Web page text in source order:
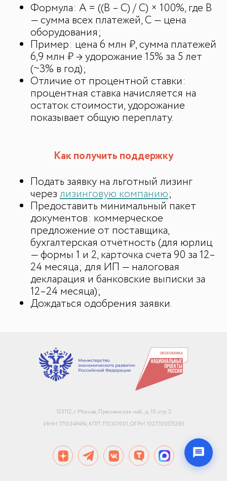
Формула: A = ((В – С) / С) × 100%, где В
— сумма всех платежей, С — цена
оборудования;
Пример: цена 6 млн ₽, сумма платежей
6,9 млн ₽ → удорожание 15% за 5 лет
(~3% в год);
Отличие от процентной ставки:
процентная ставка начисляется на
остаток стоимости, удорожание
показывает общую переплату.
Как получить поддержку
Подать заявку на льготный лизинг
через лизинговую компанию;
Предоставить минимальный пакет
документов: коммерческое
предложение от поставщика,
бухгалтерская отчётность (для юрлиц
— формы 1 и 2, карточка счета 90 за 12–
24 месяца; для ИП — налоговая
декларация и банковские выписки за
12–24 месяца);
Дождаться одобрения заявки.
123112, г. Москва, Пресненская наб., д. 10, стр. 2
ИНН 7710349494, КПП 770301001, ОГРН 1027700575385
ИИ-консультант
Маркетплейсы и регуляторика
Я согласен собработкой персональных данныхи
политикой использования
Конфиденциально. Не передаём данные третьим лицам